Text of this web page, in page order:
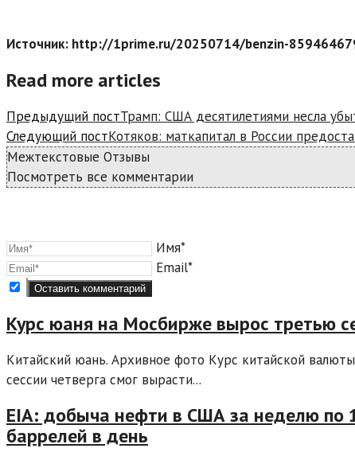
Источник: http://1prime.ru/20250714/benzin-
Read more articles
Предыдущий постТрамп: США десятилетиями несла
Следующий постКотяков: маткапитал в России
Межтекстовые Отзывы
Посмотреть все комментарии
Имя*
Email*
Курс юаня на Мосбирже вырос третью
Китайский юань. Архивное фото Курс китайской
сессии четверга смог вырасти...
EIA: добыча нефти в США за неделю
баррелей в день